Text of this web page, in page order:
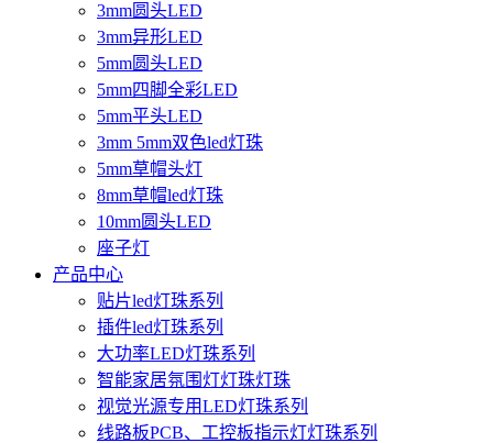
3mm圆头LED
3mm异形LED
5mm圆头LED
5mm四脚全彩LED
5mm平头LED
3mm 5mm双色led灯珠
5mm草帽头灯
8mm草帽led灯珠
10mm圆头LED
座子灯
产品中心
贴片led灯珠系列
插件led灯珠系列
大功率LED灯珠系列
智能家居氛围灯灯珠灯珠
视觉光源专用LED灯珠系列
线路板PCB、工控板指示灯灯珠系列